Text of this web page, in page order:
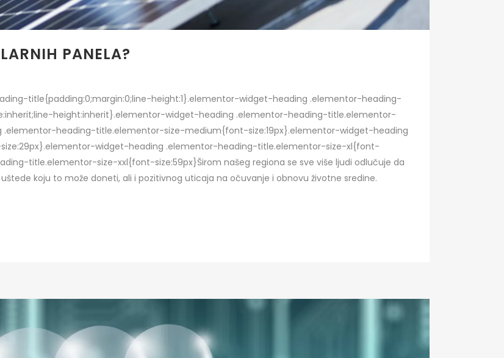
PANELA?
title{padding:0;margin:0;line-height:1}.elementor-widget-heading .elementor-heading-
height:inherit}.elementor-widget-heading .elementor-heading-title.elementor-
.elementor-heading-title.elementor-size-medium{font-size:19px}.elementor-widget-heading
widget-heading .elementor-heading-title.elementor-size-xl{font-
title.elementor-size-xxl{font-size:59px}Širom našeg regiona se sve više ljudi odlučuje da
koju to može doneti, ali i pozitivnog uticaja na očuvanje i obnovu životne sredine.